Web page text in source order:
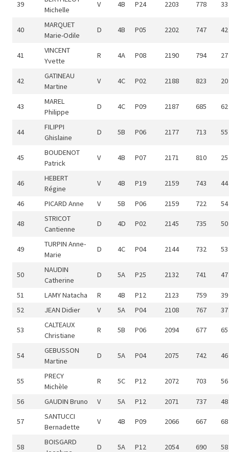
39
Michelle
V 4B P24 2203 778 33
40
MARQUET
Marie-Odile
D 4B P05 2202 747 42
41
VINCENT
Yvette
R 4A P08 2190 794 27
42
GATINEAU
Martine
V 4C P02 2188 823 20
43
MAREL
Philippe
D 4C P09 2187 685 62
44
FILIPPI
Ghislaine
D 5B P06 2177 713 55
45
BOUDENOT
Patrick
V 4B P07 2171 810 25
46
HEBERT
Régine
V 4B P19 2159 743 44
46 PICARD Anne V 5B P06 2159 722 54
48
STRICOT
Cantienne
D 4D P02 2145 735 50
49
TURPIN Anne-
Marie
D 4C P04 2144 732 53
50
NAUDIN
Catherine
D 5A P25 2132 741 47
51 LAMY Natacha R 4B P12 2123 759
39
52
JEAN Didier V 5A P04 2108 767 37
53
CALTEAUX
Christiane
R 5B P06 2094 677 65
54
GEBUSSON
Martine
D 5A P04 2075 742 46
55
PRECY
Michèle
R 5C P12 2072 703 56
56 GAUDIN Bruno V 5A P12 2071 737 48
57
SANTUCCI
Bernadette
V 4B P09 2066 667 68
58
BOISGARD
D 5A P12 2054 690 58